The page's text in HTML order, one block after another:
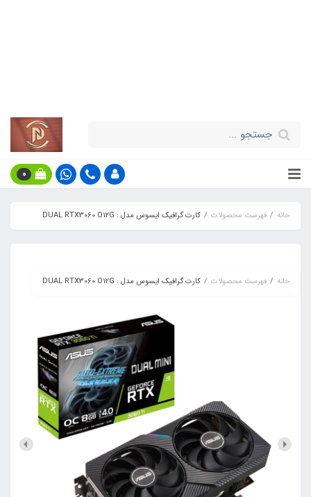
0
خانه فهرست محصولات کارت گرافیک ایسوس مدل : DUAL RTX3060 O12G
خانه فهرست محصولات کارت گرافیک ایسوس مدل : DUAL RTX3060 O12G